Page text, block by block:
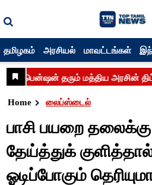
தமிழகம் அரசியல் மாவட்டங்கள்
Home லைப்ஸ்டைல்
பாசி பயறை
தேய்த்துக்
ஓடிப்போகும்